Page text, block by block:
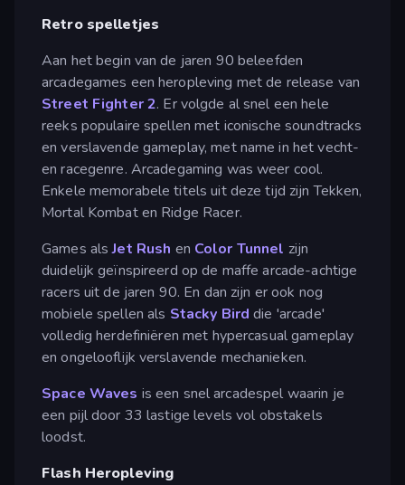
Retro spelletjes
Aan het begin van de jaren 90 beleefden
arcadegames een heropleving met de release van
Street Fighter 2. Er volgde al snel een hele
reeks populaire spellen met iconische soundtracks
en verslavende gameplay, met name in het vecht-
en racegenre. Arcadegaming was weer cool.
Enkele memorabele titels uit deze tijd zijn Tekken,
Mortal Kombat en Ridge Racer.
Games alsJet Rush en Color Tunnel zijn
duidelijk geïnspireerd op de maffe arcade-achtige
racers uit de jaren 90. En dan zijn er ook nog
mobiele spellen als Stacky Bird die 'arcade'
volledig herdefiniëren met hypercasual gameplay
en ongelooflijk verslavende mechanieken.
Space Waves is een snel arcadespel waarin je
een pijl door 33 lastige levels vol obstakels
loodst.
Flash Heropleving